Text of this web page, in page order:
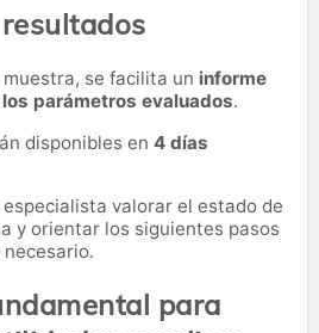
se facilita un informe
parámetros evaluados.
disponibles en 4 días
valorar el estado de
y orientar los siguientes pasos
para